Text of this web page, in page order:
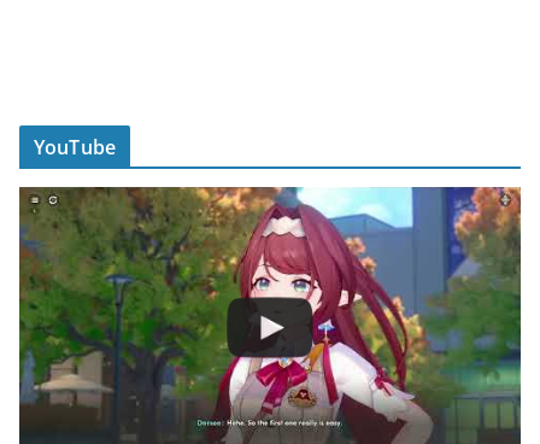
YouTube